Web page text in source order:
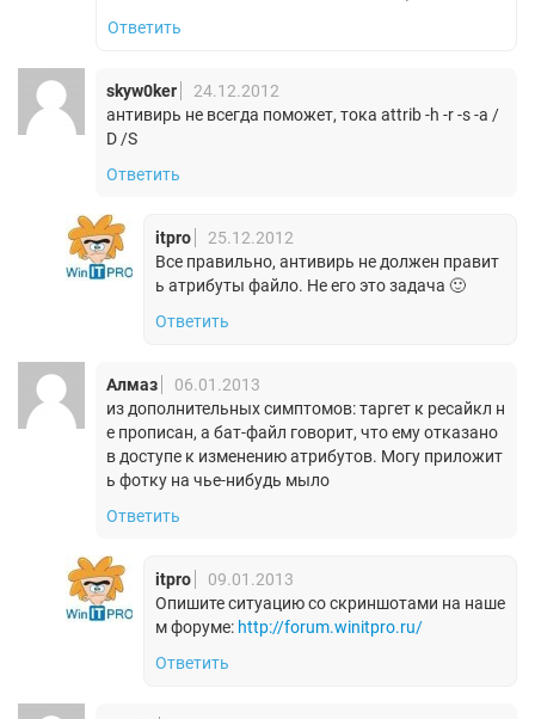
Ответить
skyw0ker
24.12.2012
антивирь не всегда поможет, тока attrib -h -r -s -a /
D /S
Ответить
itpro
25.12.2012
Все правильно, антивирь не должен правит
ь атрибуты файло. Не его это задача 🙂
Ответить
Алмаз
06.01.2013
из дополнительных симптомов: таргет к ресайкл н
е прописан, а бат-файл говорит, что ему отказано
в доступе к изменению атрибутов. Могу приложит
ь фотку на чье-нибудь мыло
Ответить
itpro
09.01.2013
Опишите ситуацию со скриншотами на наше
м форуме: http://forum.winitpro.ru/
Ответить